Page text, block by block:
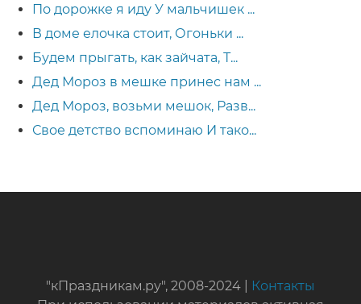
По дорожке я иду У мальчишек ...
В доме елочка стоит, Огоньки ...
Будем прыгать, как зайчата, Т...
Дед Мороз в мешке принес нам ...
Дед Мороз, возьми мешок, Разв...
Свое детство вспоминаю И тако...
"кПраздникам.ру", 2008-2024 |
Контакты